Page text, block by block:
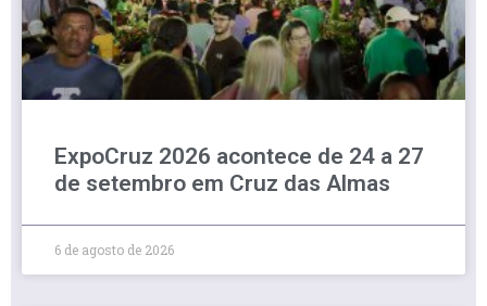
ExpoCruz 2026 acontece de 24 a 27
de setembro em Cruz das Almas
6 de agosto de 2026